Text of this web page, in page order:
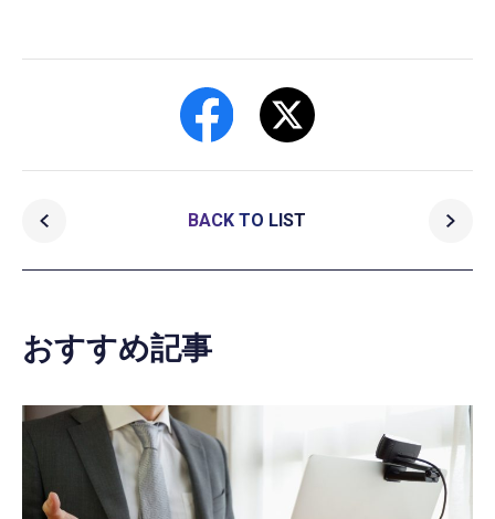
BACK TO LIST
おすすめ記事